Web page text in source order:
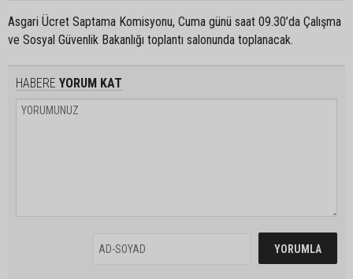
Asgari Ücret Saptama Komisyonu, Cuma günü saat 09.30’da Çalışma
ve Sosyal Güvenlik Bakanlığı toplantı salonunda toplanacak.
HABERE YORUM KAT